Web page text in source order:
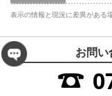
表示の情報と現況に差異がある
お問い